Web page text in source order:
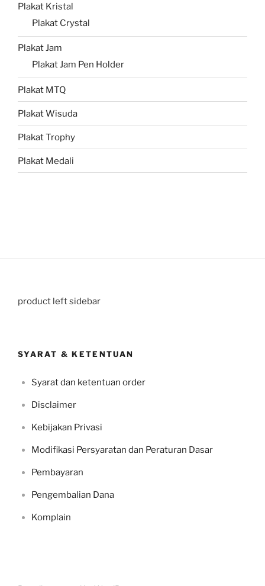
Plakat Kristal
Plakat Crystal
Plakat Jam
Plakat Jam Pen Holder
Plakat MTQ
Plakat Wisuda
Plakat Trophy
Plakat Medali
product left sidebar
SYARAT & KETENTUAN
Syarat dan ketentuan order
Disclaimer
Kebijakan Privasi
Modifikasi Persyaratan dan Peraturan Dasar
Pembayaran
Pengembalian Dana
Komplain